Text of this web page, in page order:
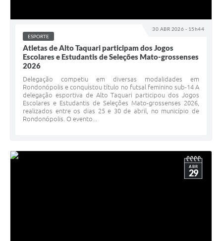
30 ABR 2026 - 15h44
ESPORTE
Atletas de Alto Taquari participam dos Jogos
Escolares e Estudantis de Seleções Mato-grossenses
2026
Delegação competiu em diversas modalidades em
Rondonópolis e conquistou título no futsal feminino sub-14 A
delegação esportiva de Alto Taquari participou dos Jogos
Escolares e Estudantis de Seleções Mato-grossenses 2026,
realizados entre os dias 25 e 30 de abril, no município de
Rondonópolis. O evento...
ABR
29